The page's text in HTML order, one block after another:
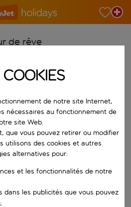
de rêve
saisie automatique. Lorsque les
COOKIES
de notre site Internet,
nécessaires au fonctionnement de
site Web.
que vous pouvez retirer ou modifier
utilisons des cookies et autres
alternatives pour:
et les fonctionnalités de notre
dans les publicités que vous pouvez